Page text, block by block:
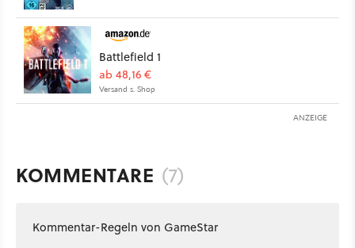
Battlefield 1
ab 48,16 €
Versand s. Shop
ANZEIGE
KOMMENTARE (7)
Kommentar-Regeln von GameStar